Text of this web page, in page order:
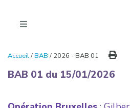
Accueil/BAB / 2026 - BAB 01
BAB 01 du 15/01/2026